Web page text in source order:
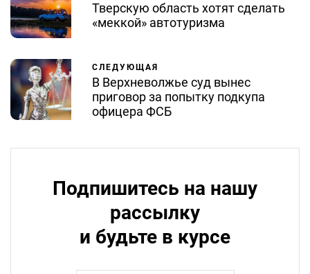
Тверскую область хотят сделать
«меккой» автотуризма
СЛЕДУЮЩАЯ
В Верхневолжье суд вынес
приговор за попытку подкупа
офицера ФСБ
Подпишитесь на нашу
рассылку
и будьте в курсе